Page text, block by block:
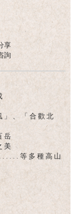
享
詢
」、「合歡北
岳
美
等多種高山